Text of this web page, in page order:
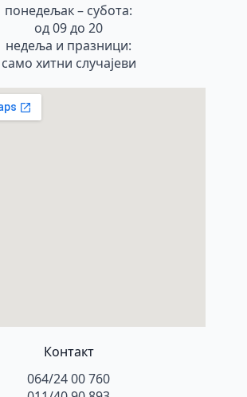
понедељак – субота:
од 09 до 20
недеља и празници:
само хитни случајеви
Контакт
064/24 00 760